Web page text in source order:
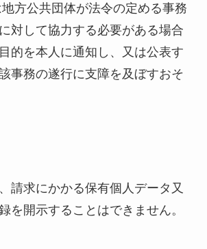
方公共団体が法令の定める事務
対して協力する必要がある場合
的を本人に通知し、又は公表す
事務の遂行に支障を及ぼすおそ
請求にかかる保有個人データ又
を開示することはできません。